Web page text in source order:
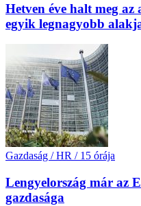
Hetven éve halt meg az
egyik legnagyobb
Gazdaság / HR / 15 órája
Lengyelország már az
gazdasága